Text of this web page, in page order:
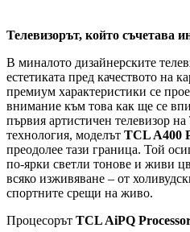
Телевизорът, който съчетава
В миналото дизайнерските
естетиката пред качеството на
премиум характеристики се
внимание към това как ще се
първия артистичен телевизор
технология, моделът TCL A400
преодолее тази граница. Той
по-ярки светли тонове и живи
всяко изживяване – от
спортните срещи на живо.
Процесорът TCL AiPQ